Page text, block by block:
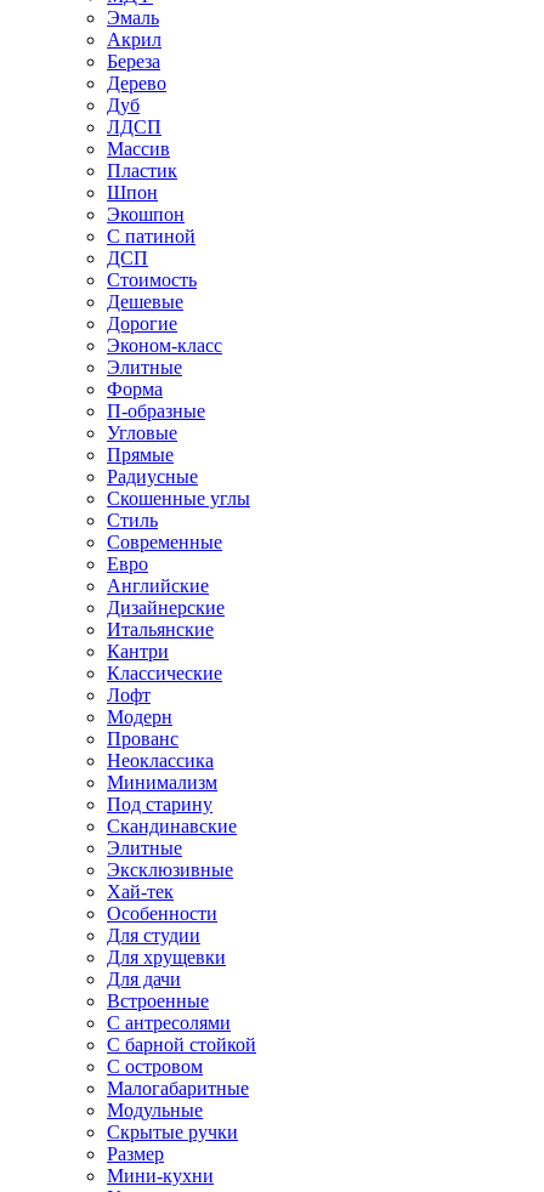
Эмаль
Акрил
Береза
Дерево
Дуб
ЛДСП
Массив
Пластик
Шпон
Экошпон
С патиной
ДСП
Стоимость
Дешевые
Дорогие
Эконом-класс
Элитные
Форма
П-образные
Угловые
Прямые
Радиусные
Скошенные углы
Стиль
Современные
Евро
Английские
Дизайнерские
Итальянские
Кантри
Классические
Лофт
Модерн
Прованс
Неоклассика
Минимализм
Под старину
Скандинавские
Элитные
Эксклюзивные
Хай-тек
Особенности
Для студии
Для хрущевки
Для дачи
Встроенные
С антресолями
С барной стойкой
С островом
Малогабаритные
Модульные
Скрытые ручки
Размер
Мини-кухни